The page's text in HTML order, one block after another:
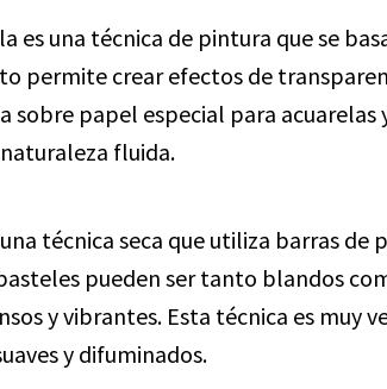
es una técnica de pintura que se
permite crear efectos de
sobre papel especial para acuarelas
fluida.
técnica seca que utiliza barras de
pueden ser tanto blandos
y vibrantes. Esta técnica es muy
y difuminados.